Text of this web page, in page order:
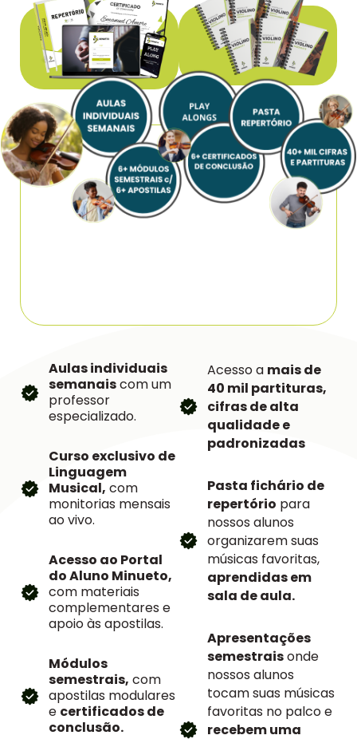
Aulas individuais
semanaiscom um
professor
especializado.
Curso exclusivo de
Linguagem
Musical, com
monitorias mensais
ao vivo.
Acesso ao Portal
do Aluno Minueto,
com materiais
complementares e
apoio às apostilas.
Módulos
semestrais, com
apostilas modulares
e certificados de
conclusão.
Acesso a mais de
40 mil partituras,
cifras de alta
qualidade e
padronizadas
Pasta fichário de
repertório para
nossos alunos
organizarem suas
músicas favoritas,
aprendidas em
sala de aula.
Apresentações
semestraisonde
nossos alunos
tocam suas músicas
favoritas no palco e
recebem uma